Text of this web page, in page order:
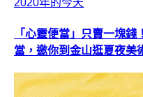
「心靈便當」只賣一塊
當，邀你到金山逛夏夜美